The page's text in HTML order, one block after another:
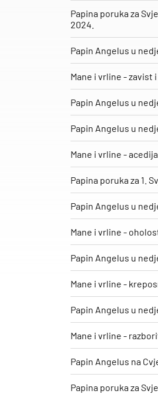
Papina poruka za
2024.
Papin Angelus u
​Mane i vrline - zavist
Papin Angelus u
Papin Angelus u
Mane i vrline - acedija
Papina poruka za 1.
Papin Angelus u
Mane i vrline -
Papin Angelus u
Mane i vrline -
Papin Angelus u
Mane i vrline -
Papin Angelus na
Papina poruka za